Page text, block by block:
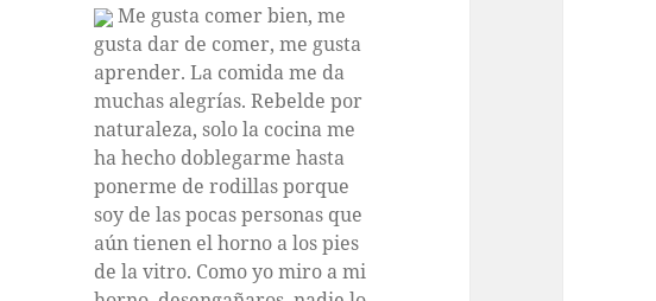
Me gusta comer bien, me
gusta dar de comer, me gusta
aprender. La comida me da
muchas alegrías. Rebelde por
naturaleza, solo la cocina me
ha hecho doblegarme hasta
ponerme de rodillas porque
soy de las pocas personas que
aún tienen el horno a los pies
de la vitro. Como yo miro a mi